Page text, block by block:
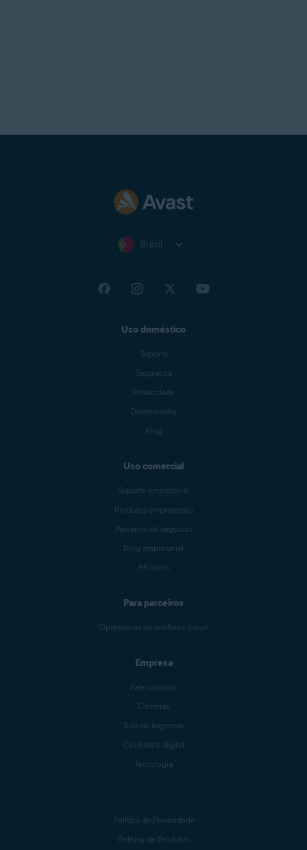
Brasil
Uso doméstico
Suporte
Segurança
Privacidade
Desempenho
Blog
Uso comercial
Suporte empresarial
Produtos empresariais
Parceiros de negócios
Blog empresarial
Afiliados
Para parceiros
Operadoras de telefonia móvel
Empresa
Fale conosco
Carreiras
Sala de imprensa
Confiança digital
Tecnologia
Política de Privacidade
Política de Produtos